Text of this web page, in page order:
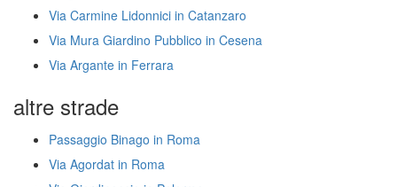
Via Carmine Lidonnici in Catanzaro
Via Mura Giardino Pubblico in Cesena
Via Argante in Ferrara
altre strade
Passaggio Binago in Roma
Via Agordat in Roma